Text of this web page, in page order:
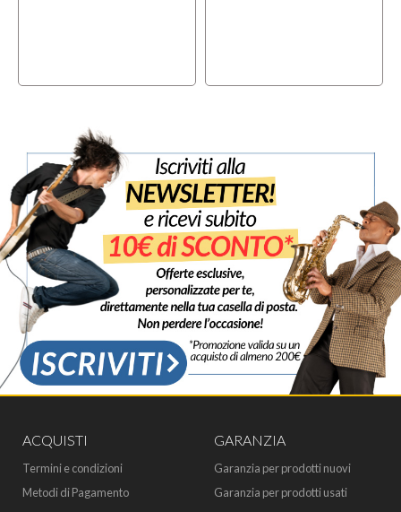
ACQUISTI
Termini e condizioni
Metodi di Pagamento
GARANZIA
Garanzia per prodotti nuovi
Garanzia per prodotti usati